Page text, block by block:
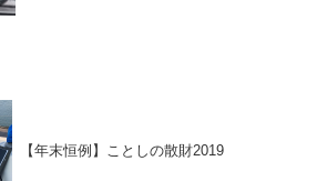
【年末恒例】ことしの散財2019